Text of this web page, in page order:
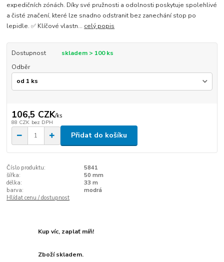
expedičních zónách. Díky své pružnosti a odolnosti poskytuje spolehlivé
a čisté značení, které lze snadno odstranit bez zanechání stop po
lepidle. ✅ Klíčové vlastn... celý popis
Dostupnost
skladem > 100 ks
Odběr
106,5 CZK/ks
88 CZK bez DPH
Přidat do košíku
Číslo produktu:
5841
šířka:
50 mm
délka:
33 m
barva:
modrá
Hlídat cenu / dostupnost
Kup víc, zaplať míň!
Zboží skladem.